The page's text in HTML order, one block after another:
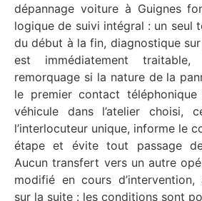
dépannage voiture à Guignes
logique de suivi intégral : un seul
du début à la fin, diagnostique
est immédiatement
remorquage si la nature de la
le premier contact téléphonique
véhicule dans l’atelier choisi,
l’interlocuteur unique, informe le
étape et évite tout passage
Aucun transfert vers un autre
modifié en cours d’intervention,
sur la suite : les conditions sont